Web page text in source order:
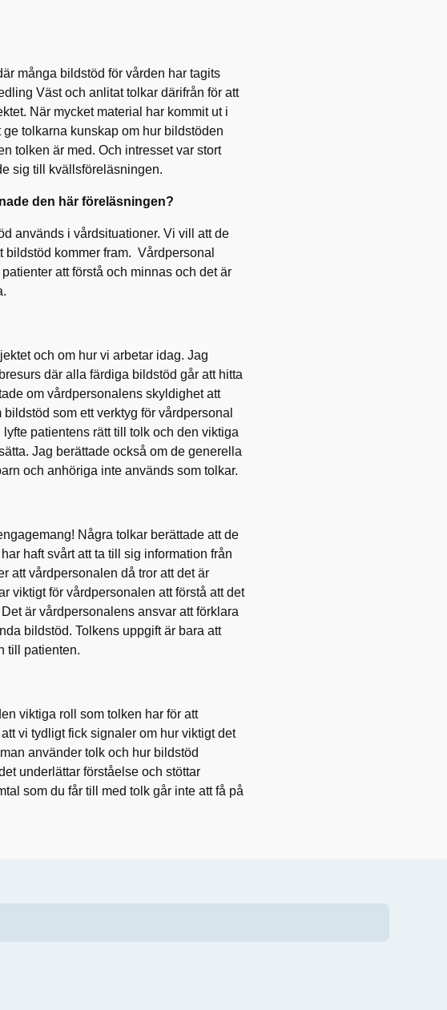
många bildstöd för vården har tagits
Väst och anlitat tolkar därifrån för att
När mycket material har kommit ut i
tolkarna kunskap om hur bildstöden
tolken är med. Och intresset var stort
sig till kvällsföreläsningen.
den här föreläsningen?
används i vårdsituationer. Vi vill att de
bildstöd kommer fram. Vårdpersonal
att förstå och minnas och det är
och om hur vi arbetar idag. Jag
där alla färdiga bildstöd går att hitta
om vårdpersonalens skyldighet att
som ett verktyg för vårdpersonal
patientens rätt till tolk och den viktiga
Jag berättade också om de generella
och anhöriga inte används som tolkar.
Några tolkar berättade att de
haft svårt att ta till sig information från
att vårdpersonalen då tror att det är
viktigt för vårdpersonalen att förstå att det
är vårdpersonalens ansvar att förklara
bildstöd. Tolkens uppgift är bara att
till patienten.
viktiga roll som tolken har för att
vi tydligt fick signaler om hur viktigt det
använder tolk och hur bildstöd
underlättar förståelse och stöttar
som du får till med tolk går inte att få på